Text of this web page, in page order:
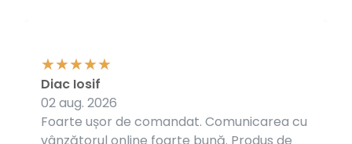
Foarte ușor de comandat. Comunicarea cu
vânzătorul online foarte bună. Produs de
Diac Iosif
02 aug. 2026